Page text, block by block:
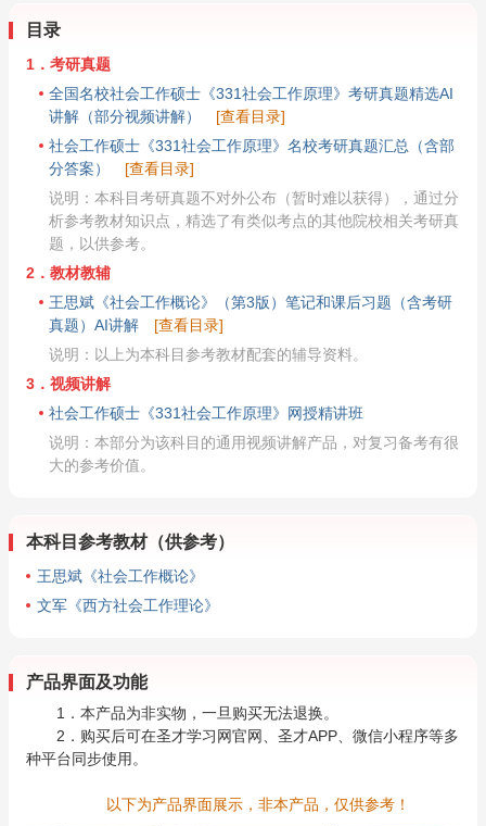
目录
1．考研真题
全国名校社会工作硕士《331社会工作原理》考研真题精选AI
讲解（部分视频讲解）
[查看目录]
社会工作硕士《331社会工作原理》名校考研真题汇总（含部
分答案）
[查看目录]
说明：本科目考研真题不对外公布（暂时难以获得），通过分
析参考教材知识点，精选了有类似考点的其他院校相关考研真
题，以供参考。
2．教材教辅
王思斌《社会工作概论》（第3版）笔记和课后习题（含考研
真题）AI讲解
[查看目录]
说明：以上为本科目参考教材配套的辅导资料。
3．视频讲解
社会工作硕士《331社会工作原理》网授精讲班
说明：本部分为该科目的通用视频讲解产品，对复习备考有很
大的参考价值。
本科目参考教材（供参考）
王思斌《社会工作概论》
文军《西方社会工作理论》
产品界面及功能
1．本产品为非实物，一旦购买无法退换。
2．购买后可在圣才学习网官网、圣才APP、微信小程序等多
种平台同步使用。
以下为产品界面展示，非本产品，仅供参考！